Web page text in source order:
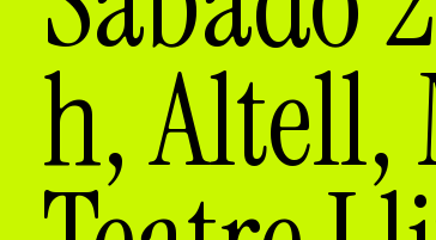
h, Altell,